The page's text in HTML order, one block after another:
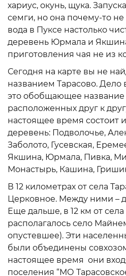
хариус, окунь, щука.
семги, но она почему-то
вода в Пуксе настолько
деревень Юрмала и
приготовления чая не из
Сегодня на карте вы не
названием Тарасово. Дело
это обобщающее название
расположенных друг к
настоящее время состоит
деревень: Подволочье,
Заболото, Гусевская,
Якшина, Юрмала, Пивка,
Монастырь, Кашина,
В 12 километрах от села
Церковное. Между ними –
Еще дальше, в 12 км от
располагалось село
опустевшее). Эти
были объединены
настоящее время они
поселения “МО